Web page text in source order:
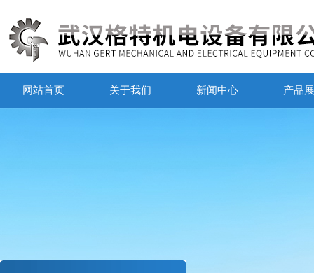
网站首页 关于我们 新闻中心 产品